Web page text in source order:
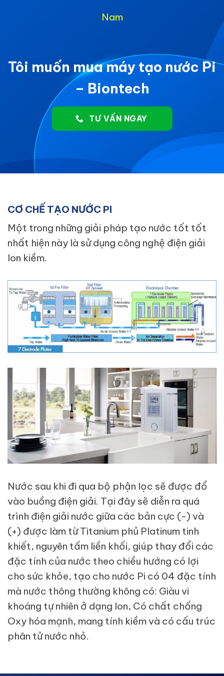
Nam
Tôi muốn mua máy tạo nước Pi
– Biontech
TƯ VẤN NGAY
CƠ CHẾ TẠO NƯỚC PI
Một trong những giải pháp tạo nước tốt tốt
nhất hiện này là sử dụng công nghệ điện giải
Ion kiềm.
Nước sau khi đi qua bộ phận lọc sẽ được đổ
vào buồng điện giải. Tại đây sẽ diễn ra quá
trình điện giải nước giữa các bản cực (-) và
(+) được làm từ Titanium phủ Platinum tinh
khiết, nguyên tấm liền khối, giúp thay đổi các
đặc tính của nước theo chiều hướng có lợi
cho sức khỏe, tạo cho nước Pi có 04 đặc tính
mà nước thông thường không có: Giàu vi
khoáng tự nhiên ở dạng Ion, Có chất chống
Oxy hóa mạnh, mang tính kiềm và có cấu trúc
phân tử nước nhỏ.